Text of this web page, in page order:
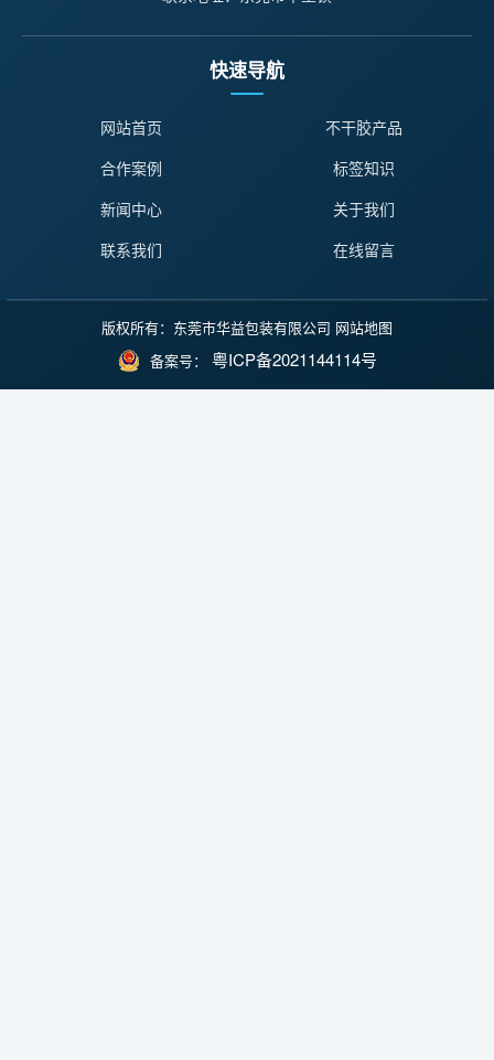
快速导航
网站首页
不干胶产品
合作案例
标签知识
新闻中心
关于我们
联系我们
在线留言
版权所有：东莞市华益包装有限公司 网站地图
备案号： 粤ICP备2021144114号